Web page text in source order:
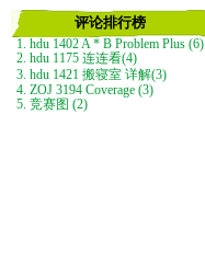
评论排行榜
1. hdu 1402 A * B Problem Plus (6)
2. hdu 1175 连连看(4)
3. hdu 1421 搬寝室 详解(3)
4. ZOJ 3194 Coverage (3)
5. 竞赛图 (2)